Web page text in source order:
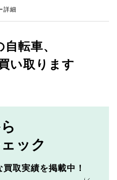
詳細
転車、
い取ります
ック
取実績を掲載中！